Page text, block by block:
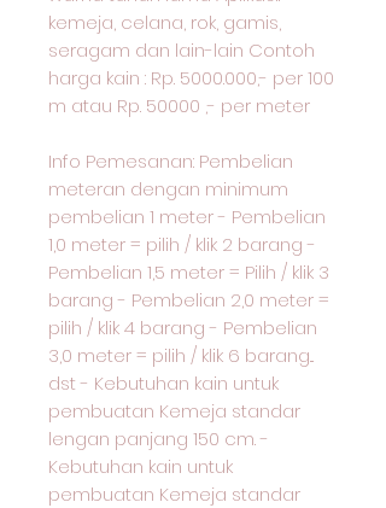
kemeja, celana, rok, gamis,
seragam dan lain-lain Contoh
harga kain : Rp. 5000.000,- per 100
m atau Rp. 50000 ,- per meter
Info Pemesanan: Pembelian
meteran dengan minimum
pembelian 1 meter - Pembelian
1,0 meter = pilih / klik 2 barang -
Pembelian 1,5 meter = Pilih / klik 3
barang - Pembelian 2,0 meter =
pilih / klik 4 barang - Pembelian
3,0 meter = pilih / klik 6 barang...
dst - Kebutuhan kain untuk
pembuatan Kemeja standar
lengan panjang 150 cm. -
Kebutuhan kain untuk
pembuatan Kemeja standar